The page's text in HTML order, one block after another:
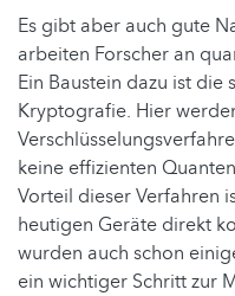
Es gibt aber auch gute
arbeiten Forscher an
Ein Baustein dazu ist die
Kryptografie. Hier
keine effizienten
Vorteil dieser Verfahren
heutigen Geräte direkt
wurden auch schon
ein wichtiger Schritt zur